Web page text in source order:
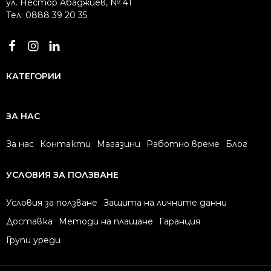
ул. Нестор Абаджиев, № 41
Тел: 0888 39 20 35
КАТЕГОРИИ
ЗА НАС
За нас Контакти Магазини Работно време Блог
УСЛОВИЯ ЗА ПОЛЗВАНЕ
Условия за ползване
Защита на личните данни
Доставка
Методи на плащане
Гаранция
Групи уреди